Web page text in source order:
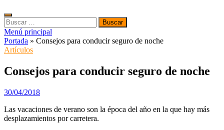
Buscar:
Menú principal
Portada » Consejos para conducir seguro de noche
Artículos
Consejos para conducir seguro de noche
30/04/2018
Las vacaciones de verano son la época del año en la que hay más
desplazamientos por carretera.